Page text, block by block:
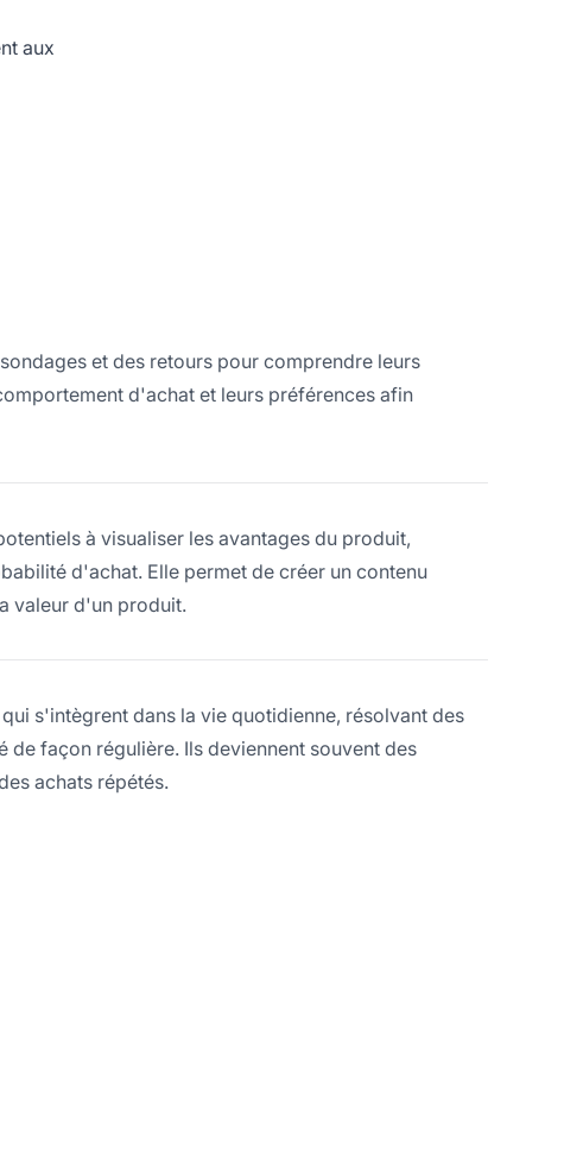
aux
et des retours pour comprendre leurs
d'achat et leurs préférences afin
à visualiser les avantages du produit,
d'achat. Elle permet de créer un contenu
valeur d'un produit.
s'intègrent dans la vie quotidienne, résolvant des
façon régulière. Ils deviennent souvent des
achats répétés.